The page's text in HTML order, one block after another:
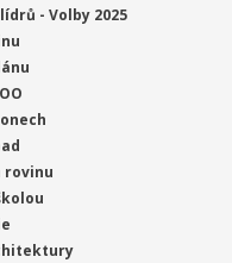
- Volby 2025
rovinu